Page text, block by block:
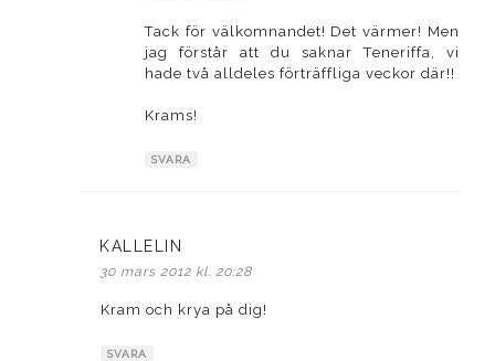
Tack för välkomnandet! Det värmer! Men
jag förstår att du saknar Teneriffa, vi
hade två alldeles förträffliga veckor där!!
Krams!
SVARA
KALLELIN
30 mars 2012 kl. 20:28
Kram och krya på dig!
SVARA